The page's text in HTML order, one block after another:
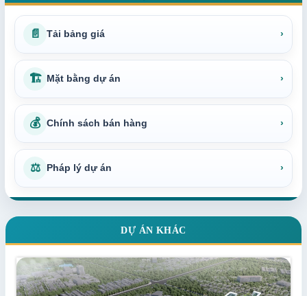
📄 Tải bảng giá ›
🏗 Mặt bằng dự án ›
💰 Chính sách bán hàng ›
⚖ Pháp lý dự án ›
DỰ ÁN KHÁC